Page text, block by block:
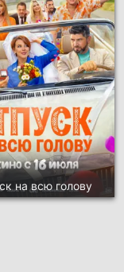
на всю голову